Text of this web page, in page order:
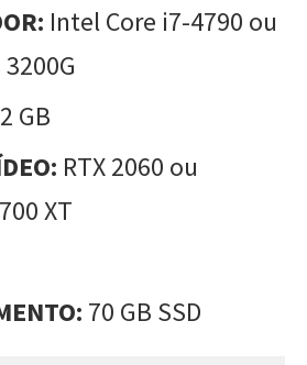
Intel Core i7-4790 ou
GB
RTX 2060 ou
XT
70 GB SSD